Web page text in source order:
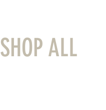
SHOP ALL